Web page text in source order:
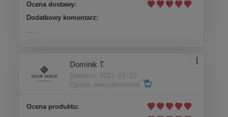
Ocena dostawy:
Dodatkowy komentarz:
.....
Dominik T.
Dodano: 2021-01-10
Opinia zweryfikowana
Ocena produktu: